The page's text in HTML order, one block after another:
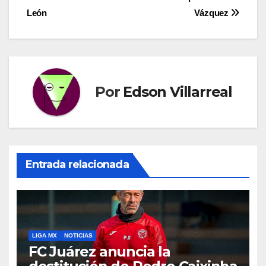
de
entradas
Vázquez
León
Por Edson Villarreal
Entrada relacionada
LIGA MX NOTICIAS
FC Juárez anuncia la